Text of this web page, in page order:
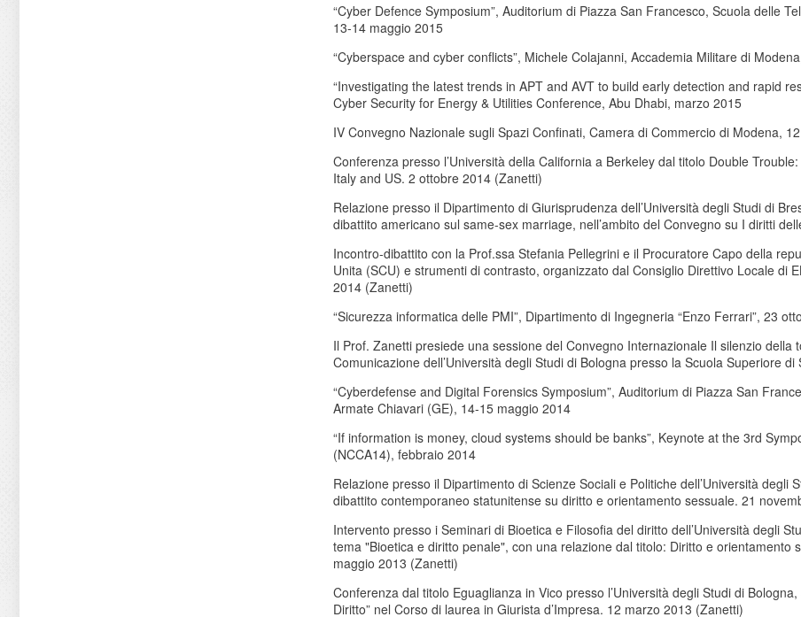
“Cyber Defence Symposium”, Auditorium di Piazza San Francesco, Scuola delle
13-14 maggio 2015
“Cyberspace and cyber conflicts”, Michele Colajanni, Accademia Militare di
“Investigating the latest trends in APT and AVT to build early detection and rapid
Cyber Security for Energy & Utilities Conference, Abu Dhabi, marzo 2015
IV Convegno Nazionale sugli Spazi Confinati, Camera di Commercio di Modena,
Conferenza presso l’Università della California a Berkeley dal titolo Double
Italy and US. 2 ottobre 2014 (Zanetti)
Relazione presso il Dipartimento di Giurisprudenza dell’Università degli Studi di
dibattito americano sul same-sex marriage, nell’ambito del Convegno su I diritti
Incontro-dibattito con la Prof.ssa Stefania Pellegrini e il Procuratore Capo della
Unita (SCU) e strumenti di contrasto, organizzato dal Consiglio Direttivo Locale di
2014 (Zanetti)
“Sicurezza informatica delle PMI”, Dipartimento di Ingegneria “Enzo Ferrari”, 23
Il Prof. Zanetti presiede una sessione del Convegno Internazionale Il silenzio
Comunicazione dell’Università degli Studi di Bologna presso la Scuola Superiore
“Cyberdefense and Digital Forensics Symposium”, Auditorium di Piazza San
Armate Chiavari (GE), 14-15 maggio 2014
“If information is money, cloud systems should be banks”, Keynote at the 3rd
(NCCA14), febbraio 2014
Relazione presso il Dipartimento di Scienze Sociali e Politiche dell’Università degli
dibattito contemporaneo statunitense su diritto e orientamento sessuale. 21
Intervento presso i Seminari di Bioetica e Filosofia del diritto dell’Università degli
tema "Bioetica e diritto penale", con una relazione dal titolo: Diritto e orientamento
maggio 2013 (Zanetti)
Conferenza dal titolo Eguaglianza in Vico presso l’Università degli Studi di
Diritto” nel Corso di laurea in Giurista d’Impresa. 12 marzo 2013 (Zanetti)